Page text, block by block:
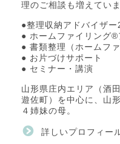
理のご相談も増えていま
●整理収納アドバイザー
● ホームファイリング
● 書類整理（ホームフ
● お片づけサポート
● セミナー・講演
山形県庄内エリア（酒
遊佐町）を中心に、山
４姉妹の母。
詳しいプロフィー